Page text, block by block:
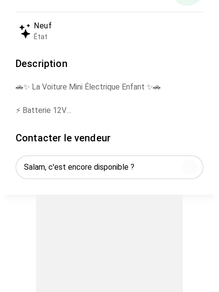
Neuf
État
Description
🚗✨ La Voiture Mini Électrique Enfant ✨🚗
⚡ Batterie 12V
⚡ 2 Places Mini 👧🧒
⚡ Ceinture de sécurité 🔒
⚡ Musique USB Câble auxiliaire 🎶
⚡ 3 Niveaux de vitesse 🚀
Contacter le vendeur